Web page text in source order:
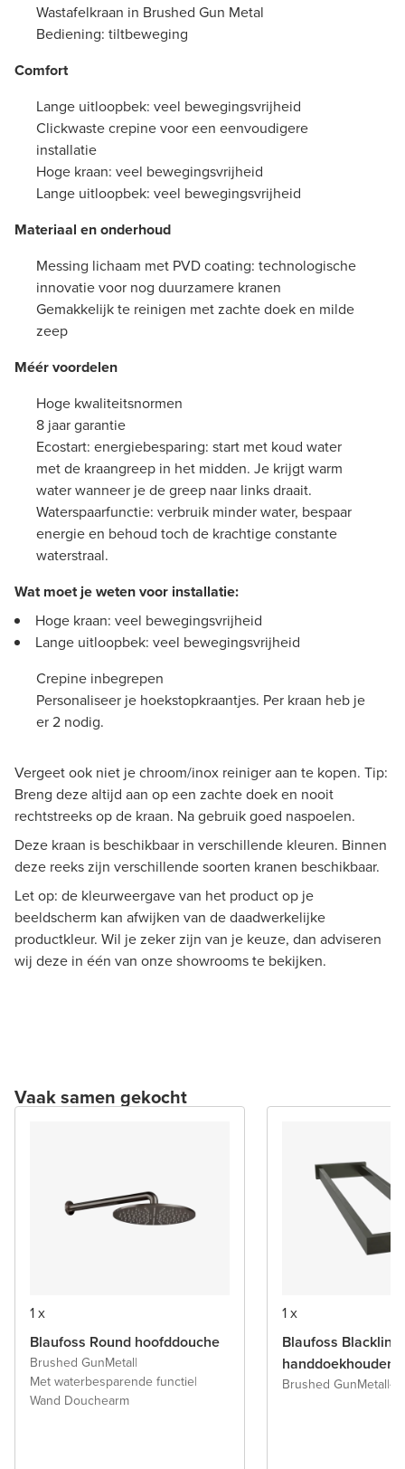
Wastafelkraan in Brushed Gun Metal
Bediening: tiltbeweging
Comfort
Lange uitloopbek: veel bewegingsvrijheid
Clickwaste crepine voor een eenvoudigere
installatie
Hoge kraan: veel bewegingsvrijheid
Lange uitloopbek: veel bewegingsvrijheid
Materiaal en onderhoud
Messing lichaam met PVD coating: technologische
innovatie voor nog duurzamere kranen
Gemakkelijk te reinigen met zachte doek en milde
zeep
Méér voordelen
Hoge kwaliteitsnormen
8 jaar garantie
Ecostart: energiebesparing: start met koud water
met de kraangreep in het midden. Je krijgt warm
water wanneer je de greep naar links draait.
Waterspaarfunctie: verbruik minder water, bespaar
energie en behoud toch de krachtige constante
waterstraal.
Wat moet je weten voor installatie:
Hoge kraan: veel bewegingsvrijheid
Lange uitloopbek: veel bewegingsvrijheid
Crepine inbegrepen
Personaliseer je hoekstopkraantjes. Per kraan heb je
er 2 nodig.
Vergeet ook niet je chroom/inox reiniger aan te kopen. Tip:
Breng deze altijd aan op een zachte doek en nooit
rechtstreeks op de kraan. Na gebruik goed naspoelen.
Deze kraan is beschikbaar in verschillende kleuren. Binnen
deze reeks zijn verschillende soorten kranen beschikbaar.
Let op: de kleurweergave van het product op je
beeldscherm kan afwijken van de daadwerkelijke
productkleur. Wil je zeker zijn van je keuze, dan adviseren
wij deze in één van onze showrooms te bekijken.
Vaak samen gekocht
1 x
Blaufoss Round hoofddouche
Brushed GunMetal|
Met waterbesparende functie|
Wand Douchearm
1 x
Blaufoss Blackline
handdoekhouder
Brushed GunMetal|